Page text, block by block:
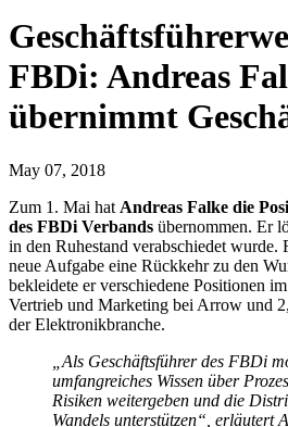
FBDi: Andreas
übernimmt
May 07, 2018
Zum 1. Mai hat Andreas Falke die
des FBDi Verbands übernommen. Er
in den Ruhestand verabschiedet wurde.
neue Aufgabe eine Rückkehr zu den
bekleidete er verschiedene Positionen
Vertrieb und Marketing bei Arrow und
der Elektronikbranche.
„Als Geschäftsführer des FBDi
umfangreiches Wissen über
Risiken weitergeben und die
Wandels unterstützen“, erläutert